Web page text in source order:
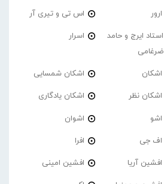
ارور اس تی و تیری آر
استاد ایرج و حامد
ضرغامی
اسرار
اشکان اشکان شمسایی
اشکان نظر اشکان یادگاری
اشو اشوان
اف جی افرا
افشین آریا افشین امینی